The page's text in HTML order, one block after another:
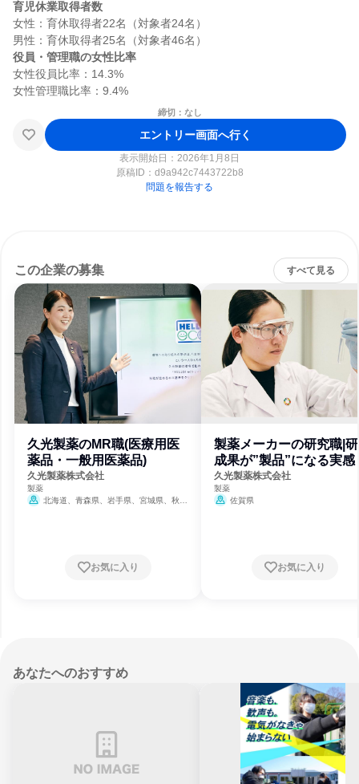
育児休業取得者数
女性：育休取得者22名（対象者24名）
役員・管理職の女性比率
女性役員比率：14.3%
締切：なし
エントリー画面へ行く
表示開始日：2026年1月8日
原稿ID： d9a942c7443722b8
問題を報告する
この企業の募集 すべて見る
久光製薬のMR職(医療用医
薬品・一般用医薬品)
久光製薬株式会社
製薬
北海道、青森県、岩手県、宮城県、秋田
賀県、京都府、大阪府、兵庫県、奈良県、和
歌山県、鳥取県、島根県、岡山県、広島県、
お気に入り
製薬メーカーの研究職|
成果が”製品”になる実感
久光製薬株式会社
製薬
佐賀県
お気に入り
あなたへのおすすめ